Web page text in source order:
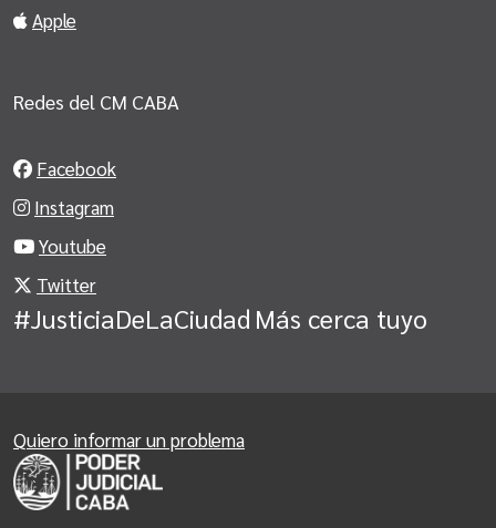
Apple
Redes del CM CABA
Facebook
Instagram
Youtube
Twitter
#JusticiaDeLaCiudad Más cerca tuyo
Quiero informar un problema